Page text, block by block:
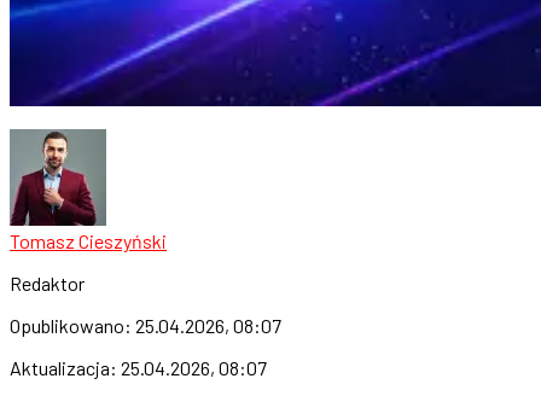
Tomasz Cieszyński
Redaktor
Opublikowano: 25.04.2026, 08:07
Aktualizacja: 25.04.2026, 08:07